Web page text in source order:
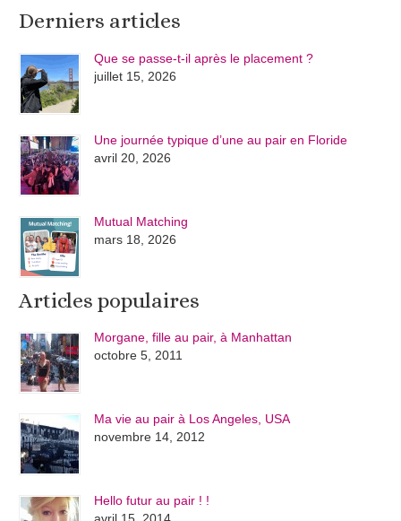
Derniers articles
Que se passe-t-il après le placement ?
juillet 15, 2026
Une journée typique d’une au pair en Floride
avril 20, 2026
Mutual Matching
mars 18, 2026
Articles populaires
Morgane, fille au pair, à Manhattan
octobre 5, 2011
Ma vie au pair à Los Angeles, USA
novembre 14, 2012
Hello futur au pair ! !